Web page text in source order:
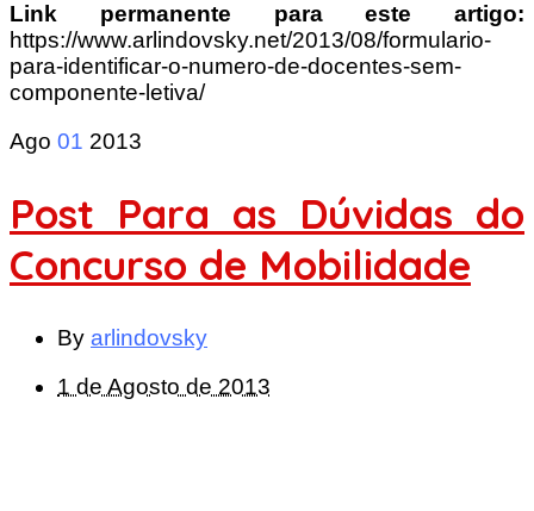
Link permanente para este artigo:
https://www.arlindovsky.net/2013/08/formulario-
para-identificar-o-numero-de-docentes-sem-
componente-letiva/
Ago 01 2013
Post Para as Dúvidas do
Concurso de Mobilidade
By arlindovsky
1 de Agosto de 2013